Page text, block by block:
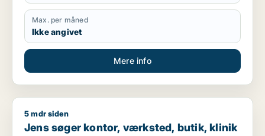
Max. per måned
Ikke angivet
Mere info
Jens søger kontor, værksted, butik, klinik eller restaurant til
5 mdr siden
Jens søger kontor, værksted, butik, klinik